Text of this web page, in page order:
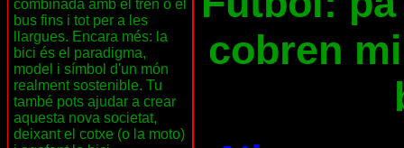
combinada amb el tren o el
bus fins i tot per a les
llargues. Encara més: la
bici és el paradigma,
model i símbol d'un món
realment sostenible. Tu
també pots ajudar a crear
aquesta nova societat,
deixant el cotxe (o la moto)
cobren